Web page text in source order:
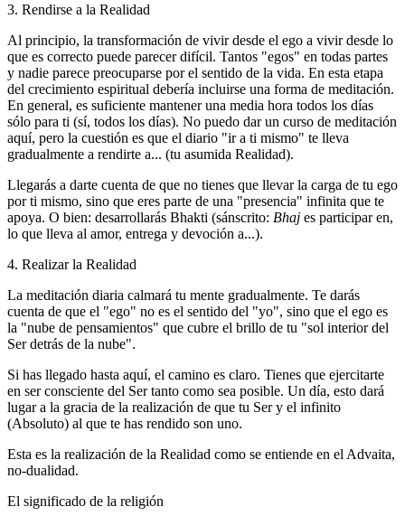
3. Rendirse a la Realidad
Al principio, la transformación de vivir desde el ego a vivir desde lo
que es correcto puede parecer difícil. Tantos "egos" en todas partes
y nadie parece preocuparse por el sentido de la vida. En esta etapa
del crecimiento espiritual debería incluirse una forma de meditación.
En general, es suficiente mantener una media hora todos los días
sólo para ti (sí, todos los días). No puedo dar un curso de meditación
aquí, pero la cuestión es que el diario "ir a ti mismo" te lleva
gradualmente a rendirte a... (tu asumida Realidad).
Llegarás a darte cuenta de que no tienes que llevar la carga de tu ego
por ti mismo, sino que eres parte de una "presencia" infinita que te
apoya. O bien: desarrollarás Bhakti (sánscrito: Bhaj es participar en,
lo que lleva al amor, entrega y devoción a...).
4. Realizar la Realidad
La meditación diaria calmará tu mente gradualmente. Te darás
cuenta de que el "ego" no es el sentido del "yo", sino que el ego es
la "nube de pensamientos" que cubre el brillo de tu "sol interior del
Ser detrás de la nube".
Si has llegado hasta aquí, el camino es claro. Tienes que ejercitarte
en ser consciente del Ser tanto como sea posible. Un día, esto dará
lugar a la gracia de la realización de que tu Ser y el infinito
(Absoluto) al que te has rendido son uno.
Esta es la realización de la Realidad como se entiende en el Advaita,
no-dualidad.
El significado de la religión